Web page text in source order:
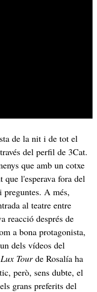
de la nit i de tot el
del perfil de 3Cat.
que amb un cotxe
que l'esperava fora del
preguntes. A més,
al teatre entre
reacció després de
a bona protagonista,
dels vídeos del
Lux Tourde Rosalía ha
però, sens dubte, el
grans preferits del